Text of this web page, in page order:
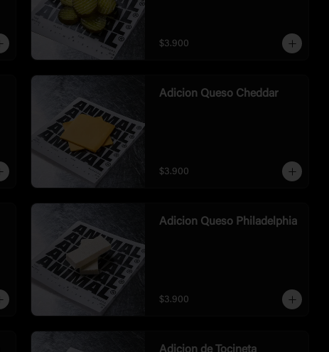
$3.900
Adicion Queso Cheddar
$3.900
Adicion Queso Philadelphia
$3.900